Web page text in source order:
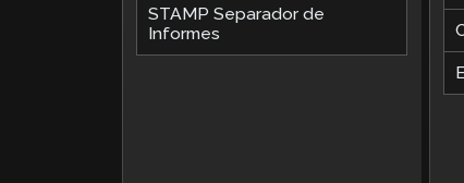
STAMP Separador de
Informes